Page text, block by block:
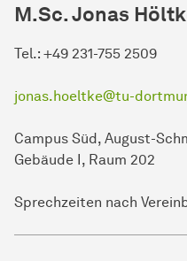
M.Sc. Jonas
Tel.: +49 231-755 2509
jonas.hoeltke@tu-
Campus Süd, August-
Gebäude I, Raum 202
Sprechzeiten nach